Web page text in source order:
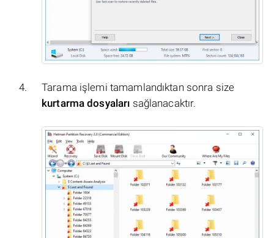
Tarama işlemi tamamlandıktan sonra size
kurtarma dosyaları sağlanacaktır.